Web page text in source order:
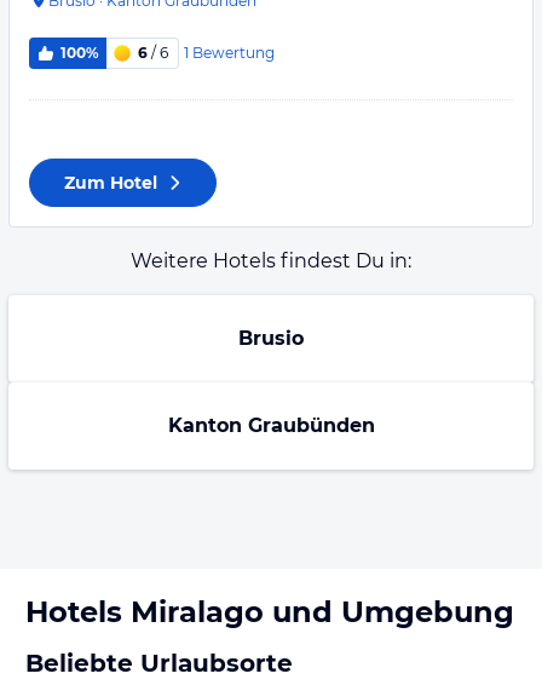
100% 6 / 6 1 Bewertung
Zum Hotel
Weitere Hotels findest Du in:
Brusio
Kanton Graubünden
Hotels Miralago und Umgebung
Beliebte Urlaubsorte